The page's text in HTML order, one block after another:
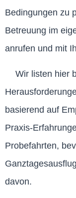
Bedingungen zu
Betreuung im
anrufen und mit
Wir listen hier
basierend auf
Praxis-
Probefahrten,
davon.